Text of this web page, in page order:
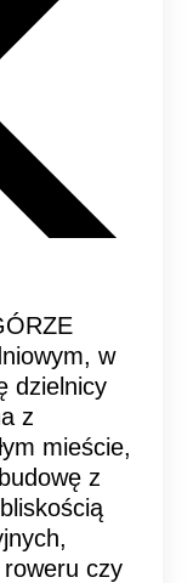
w
dzielnicy
z
mieście,
z
czy